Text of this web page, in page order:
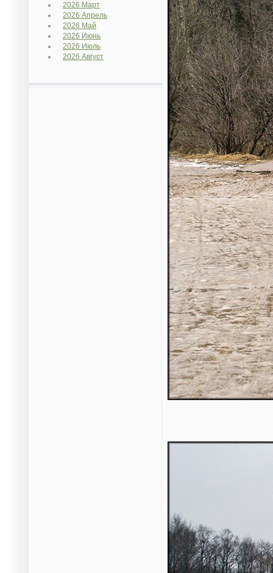
2026 Март
2026 Апрель
2026 Май
2026 Июнь
2026 Июль
2026 Август